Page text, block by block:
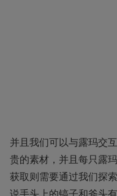
并且我们可以与露玛交
贵的素材，并且每只露
获取则需要通过我们探